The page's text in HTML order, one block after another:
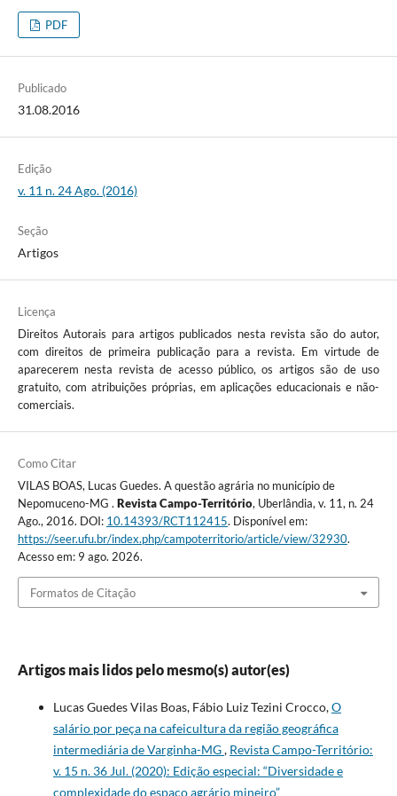
PDF
Publicado
31.08.2016
Edição
v. 11 n. 24 Ago. (2016)
Seção
Artigos
Licença
Direitos Autorais para artigos publicados nesta revista são do autor,
com direitos de primeira publicação para a revista. Em virtude de
aparecerem nesta revista de acesso público, os artigos são de uso
gratuito, com atribuições próprias, em aplicações educacionais e não-
comerciais.
Como Citar
VILAS BOAS, Lucas Guedes. A questão agrária no município de
Nepomuceno-MG . Revista Campo-Território, Uberlândia, v. 11, n. 24
Ago., 2016. DOI: 10.14393/RCT112415. Disponível em:
https://seer.ufu.br/index.php/campoterritorio/article/view/32930.
Acesso em: 9 ago. 2026.
Formatos de Citação
Artigos mais lidos pelo mesmo(s) autor(es)
Lucas Guedes Vilas Boas, Fábio Luiz Tezini Crocco,O
salário por peça na cafeicultura da região geográfica
intermediária de Varginha-MG, Revista Campo-Território:
v. 15 n. 36 Jul. (2020): Edição especial: “Diversidade e
complexidade do espaço agrário mineiro”